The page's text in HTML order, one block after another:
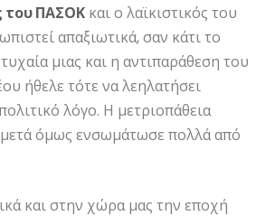
του ΠΑΣΟΚ και ο λαϊκιστικός του
απαξιωτικά, σαν κάτι το
μιας και η αντιπαράθεση του
ήθελε τότε να λεηλατήσει
λόγο. Η μετριοπάθεια
όμως ενσωμάτωσε πολλά από
και στην χώρα μας την εποχή